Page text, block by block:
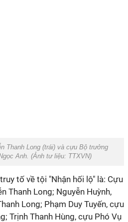
Thanh Long (trái) và cựu Bộ trưởng
Anh. (Ảnh tư liệu: TTXVN)
tố về tội "Nhận hối lộ" là: Cựu
Thanh Long; Nguyễn Huỳnh,
Long; Phạm Duy Tuyến, cựu
Trịnh Thanh Hùng, cựu Phó Vụ